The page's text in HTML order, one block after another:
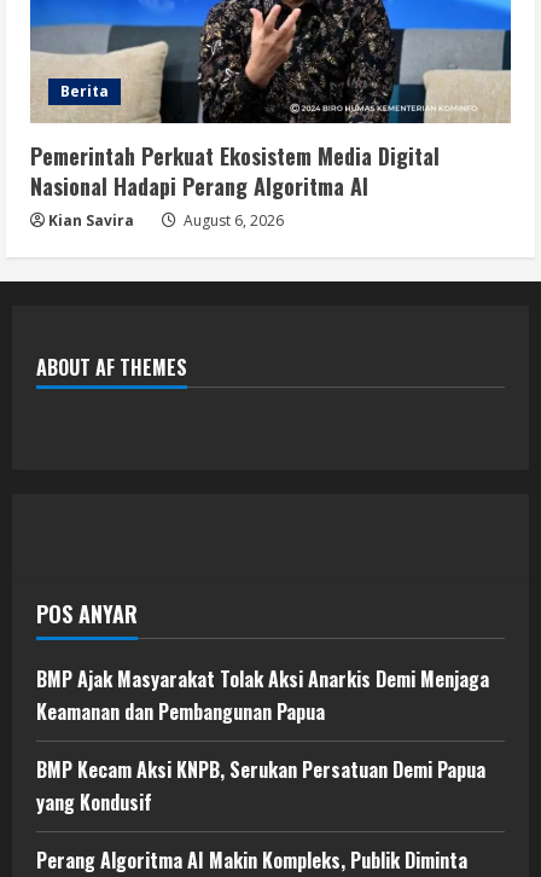
Berita
Pemerintah Perkuat Ekosistem Media Digital
Nasional Hadapi Perang Algoritma AI
Kian Savira August 6, 2026
ABOUT AF THEMES
POS ANYAR
BMP Ajak Masyarakat Tolak Aksi Anarkis Demi Menjaga
Keamanan dan Pembangunan Papua
BMP Kecam Aksi KNPB, Serukan Persatuan Demi Papua
yang Kondusif
Perang Algoritma AI Makin Kompleks, Publik Diminta